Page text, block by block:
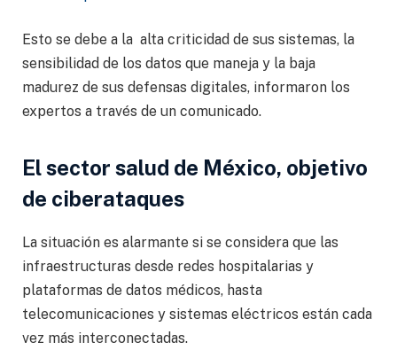
Esto se debe a la alta criticidad de sus sistemas, la
sensibilidad de los datos que maneja y la baja
madurez de sus defensas digitales, informaron los
expertos a través de un comunicado.
El sector salud de México, objetivo
de ciberataques
La situación es alarmante si se considera que las
infraestructuras desde redes hospitalarias y
plataformas de datos médicos, hasta
telecomunicaciones y sistemas eléctricos están cada
vez más interconectadas.